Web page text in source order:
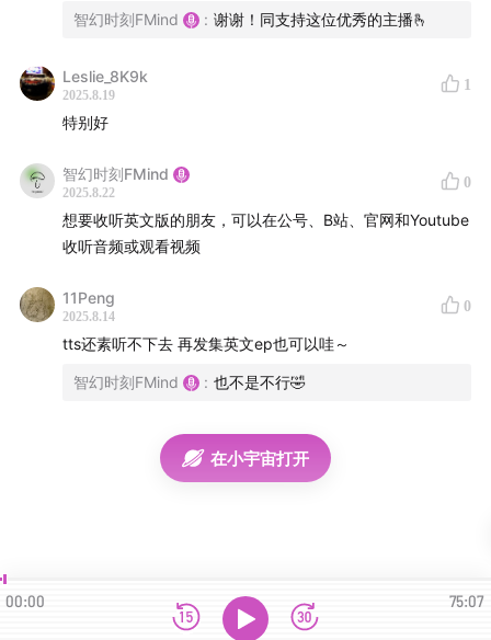
前，特朗普发布了新的美国AI行动方案，而欧盟，新发布
部分条款则遭遇几十家企业联名呼吁暂缓执行。
如今恰逢AI Act正式生效的一年时间。
AI Act正式生效，建立了从“不可接受的风险”到“最小风险”
的四级分类制度，并首次对通用人工智能模型（GPAI）提
出了透明度、合规与安全性要求。它不仅为欧洲市场设定
了新规则，也对全球AI治理产生了标杆效应。
然而，仅仅一年后，这部雄心勃勃的法规就面临现实考
验：部分条款被认为准备不足、技术标准未明、实施节奏
保护不足，让AI模型得以在未经授权的情况下大规模利用
还原一个立法者是如何在复杂的政治经济博弈中失去对自
智幻时刻FMind : 谢谢！同支持这位优秀的主播🫰
Leslie_8K9k
2025.8.19
1
特别好
智幻时刻FMind
2025.8.22
0
想要收听英文版的朋友，可以在公号、B站、官网和Youtube
收听音频或观看视频
11Peng
2025.8.14
0
tts还素听不下去 再发集英文ep也可以哇～
智幻时刻FMind : 也不是不行🤣
在小宇宙打开
00:00 75:07